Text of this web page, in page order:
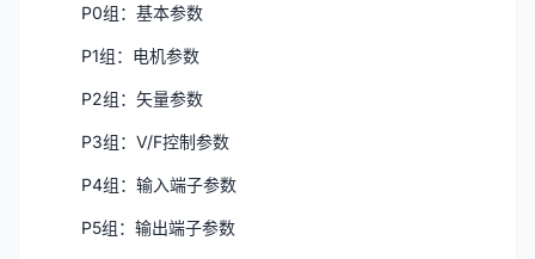
P0组：基本参数
P1组：电机参数
P2组：矢量参数
P3组：V/F控制参数
P4组：输入端子参数
P5组：输出端子参数